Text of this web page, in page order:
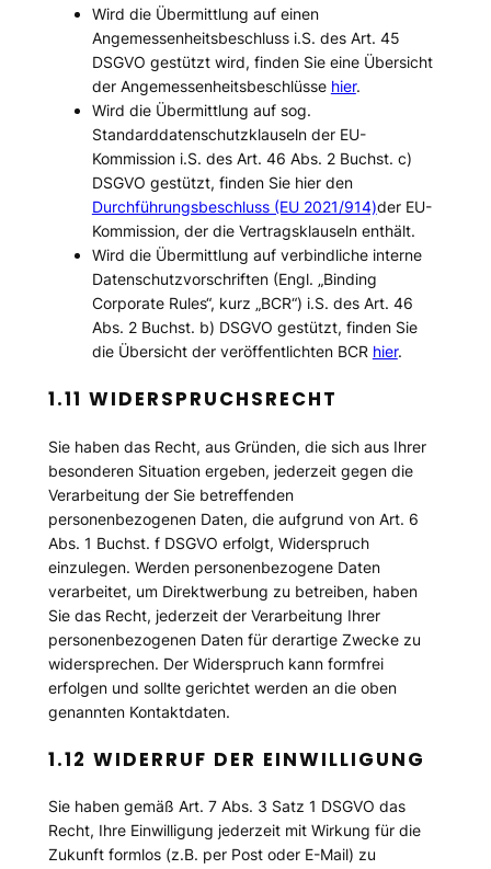
Wird die Übermittlung auf einen
Angemessenheitsbeschluss i.S. des Art. 45
DSGVO gestützt wird, finden Sie eine Übersicht
der Angemessenheitsbeschlüsse hier.
Wird die Übermittlung auf sog.
Standarddatenschutzklauseln der EU-
Kommission i.S. des Art. 46 Abs. 2 Buchst. c)
DSGVO gestützt, finden Sie hier den
Durchführungsbeschluss (EU 2021/914)der EU-
Kommission, der die Vertragsklauseln enthält.
Wird die Übermittlung auf verbindliche interne
Datenschutzvorschriften (Engl. „Binding
Corporate Rules“, kurz „BCR“) i.S. des Art. 46
Abs. 2 Buchst. b) DSGVO gestützt, finden Sie
die Übersicht der veröffentlichten BCR hier.
1.11 WIDERSPRUCHSRECHT
Sie haben das Recht, aus Gründen, die sich aus Ihrer
besonderen Situation ergeben, jederzeit gegen die
Verarbeitung der Sie betreffenden
personenbezogenen Daten, die aufgrund von Art. 6
Abs. 1 Buchst. f DSGVO erfolgt, Widerspruch
einzulegen. Werden personenbezogene Daten
verarbeitet, um Direktwerbung zu betreiben, haben
Sie das Recht, jederzeit der Verarbeitung Ihrer
personenbezogenen Daten für derartige Zwecke zu
widersprechen. Der Widerspruch kann formfrei
erfolgen und sollte gerichtet werden an die oben
genannten Kontaktdaten.
1.12 WIDERRUF DER EINWILLIGUNG
Sie haben gemäß Art. 7 Abs. 3 Satz 1 DSGVO das
Recht, Ihre Einwilligung jederzeit mit Wirkung für die
Zukunft formlos (z.B. per Post oder E-Mail) zu